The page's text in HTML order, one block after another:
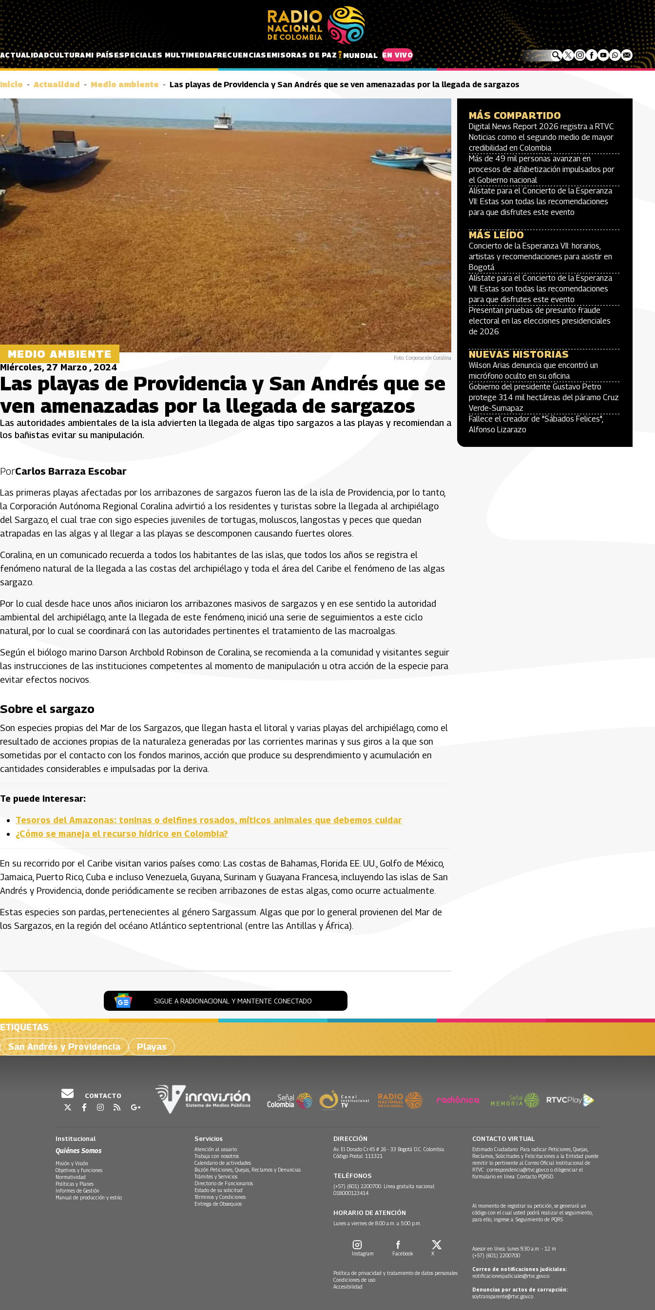
Pasar al contenido principal
ACTUALIDADCULTURAMI PAÍSESPECIALES MULTIMEDIAFRECUENCIASEMISORAS DE PAZ MUNDIAL EN VIVO
Inicio Actualidad Medio ambiente Las playas de Providencia y San Andrés que se ven amenazadas por la llegada de sargazos
MEDIO AMBIENTE Foto: Corporación Coralina
Miércoles, 27 Marzo , 2024
Las playas de Providencia y San Andrés que se
ven amenazadas por la llegada de sargazos
Las autoridades ambientales de la isla advierten la llegada de algas tipo sargazos a las playas y recomiendan a
los bañistas evitar su manipulación.
PorCarlos Barraza Escobar
Las primeras playas afectadas por los arribazones de sargazos fueron las de la isla de Providencia, por lo tanto,
la Corporación Autónoma Regional Coralina advirtió a los residentes y turistas sobre la llegada al archipiélago
del Sargazo, el cual trae con sigo especies juveniles de tortugas, moluscos, langostas y peces que quedan
atrapadas en las algas y al llegar a las playas se descomponen causando fuertes olores.
Coralina, en un comunicado recuerda a todos los habitantes de las islas, que todos los años se registra el
fenómeno natural de la llegada a las costas del archipiélago y toda el área del Caribe el fenómeno de las algas
sargazo.
Por lo cual desde hace unos años iniciaron los arribazones masivos de sargazos y en ese sentido la autoridad
ambiental del archipiélago, ante la llegada de este fenómeno, inició una serie de seguimientos a este ciclo
natural, por lo cual se coordinará con las autoridades pertinentes el tratamiento de las macroalgas.
Según el biólogo marino Darson Archbold Robinson de Coralina, se recomienda a la comunidad y visitantes seguir
las instrucciones de las instituciones competentes al momento de manipulación u otra acción de la especie para
evitar efectos nocivos.
Sobre el sargazo
Son especies propias del Mar de los Sargazos, que llegan hasta el litoral y varias playas del archipiélago, como el
resultado de acciones propias de la naturaleza generadas por las corrientes marinas y sus giros a la que son
sometidas por el contacto con los fondos marinos, acción que produce su desprendimiento y acumulación en
cantidades considerables e impulsadas por la deriva.
Te puede interesar:
Tesoros del Amazonas: toninas o delfines rosados, míticos animales que debemos cuidar
¿Cómo se maneja el recurso hídrico en Colombia?
En su recorrido por el Caribe visitan varios países como: Las costas de Bahamas, Florida EE. UU., Golfo de México,
Jamaica, Puerto Rico, Cuba e incluso Venezuela, Guyana, Surinam y Guayana Francesa, incluyendo las islas de San
Andrés y Providencia, donde periódicamente se reciben arribazones de estas algas, como ocurre actualmente.
Estas especies son pardas, pertenecientes al género Sargassum. Algas que por lo general provienen del Mar de
los Sargazos, en la región del océano Atlántico septentrional (entre las Antillas y África).
SIGUE A RADIONACIONAL Y MANTENTE CONECTADO
MÁS COMPARTIDO
Digital News Report 2026 registra a RTVC
Noticias como el segundo medio de mayor
credibilidad en Colombia
Más de 49 mil personas avanzan en
procesos de alfabetización impulsados por
el Gobierno nacional
Alístate para el Concierto de la Esperanza
VII: Estas son todas las recomendaciones
para que disfrutes este evento
MÁS LEÍDO
Concierto de la Esperanza VII: horarios,
artistas y recomendaciones para asistir en
Bogotá
Alístate para el Concierto de la Esperanza
VII: Estas son todas las recomendaciones
para que disfrutes este evento
Presentan pruebas de presunto fraude
electoral en las elecciones presidenciales
de 2026
NUEVAS HISTORIAS
Wilson Arias denuncia que encontró un
micrófono oculto en su oficina
Gobierno del presidente Gustavo Petro
protege 314 mil hectáreas del páramo Cruz
Verde-Sumapaz
Fallece el creador de "Sábados Felices",
Alfonso Lizarazo
ETIQUETAS
San Andrés y Providencia
Playas
CONTACTO
Institucional
Quiénes Somos
Misión y Visión
Objetivos y funciones
Normatividad
Políticas y Planes
Informes de Gestión
Manual de producción y estilo
Servicios
Atención al usuario
Trabaja con nosotros
Calendario de actividades
Buzón Peticiones, Quejas, Reclamos y Denuncias
Trámites y Servicios
Directorio de Funcionarios
Estado de su solicitud
Términos y Condiciones
Entrega de Obsequios
DIRECCIÓN
Av. El Dorado Cr.45 # 26 - 33 Bogotá D.C. Colombia.
Código Postal: 111321
TELÉFONOS
(+57) (601) 2200700. Línea gratuita nacional:
018000123414
HORARIO DE ATENCIÓN
Lunes a viernes de 8:00 a.m. a 5:00 p.m.
Instagram Facebook X
Política de privacidad y tratamiento de datos personales
Condiciones de uso
Accesibilidad
CONTACTO VIRTUAL
Estimado Ciudadano: Para radicar Peticiones, Quejas,
Reclamos, Solicitudes y Felicitaciones a la Entidad puede
remitir lo pertinente al Correo Oficial Institucional de
RTVC correspondencia@rtvc.gov.co o diligenciar el
formulario en línea: Contacto PQRSD.
Al momento de registrar su petición, se generará un
código con el cual usted podrá realizar el seguimiento,
para ello, ingrese a: Seguimiento de PQRS
Asesor en línea: lunes 9:30 a.m. - 12 m
(+57) (601) 2200700
Correo de notificaciones judiciales:
notificacionesjudiciales@rtvc.gov.co
Denuncias por actos de corrupción:
soytransparente@rtvc.gov.co